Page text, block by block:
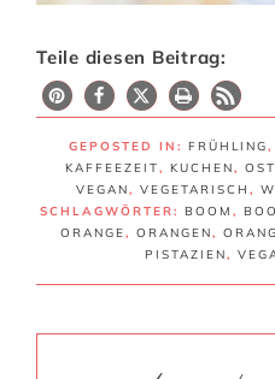
Teile diesen Beitrag:
GEPOSTED IN: FRÜHLING,
KAFFEEZEIT, KUCHEN,
VEGAN, VEGETARISCH ,
SCHLAGWÖRTER: BOOM ,
ORANGE, ORANGEN,
PISTAZIEN,